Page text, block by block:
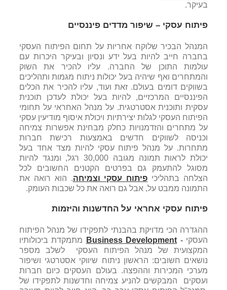
בעיקר.
פיתוח עסקי – שיפור מדדים פיננסיים
המנהל הבכיר שלוקח אחריות על תחום הפיתוח העסקי
בחברה חייב להיות בעל ידע ונסיון ובעיקר היכרות עם
עולמות התוכן של החברה. עליו להכיר את השוק
והמתחרים ואף שיהיה בעל יכולות ניתוח מגמות ותהליכים
בשווקים דומים בעולם. זאת ועוד, עליו להכיר את הכלים
הפיננסיים המרכזיים, להיות בעל יכולת לעדכן תוכנית
עסקית ותוכנית אסטרטגית. על מנהל האחראי על תחומי
הפיתוח העסקי לגלות יצירתיות ויכולת איסוף מודיעין עסקי
על מתחרים והזדמנויות כחלק מבחינת אפשרות צמיחה
וכניסה לשווקים חדשים באמצעות רכישת חברות
מתחרות. על מנהל פיתוח עסקי להיות מצד אחד בעל
יכולת לראות תמונה מגובה 30,000 רגל, ומנגד להיות
מסוגל להתעמק גם בפרטים הקטנים החשובים לכל
הצלחה בתהליכי פיתוח עסקי וצמיחה. הוא רואה את
התמונה ממבט על, אבל גם רואה את כל שכבות העומק.
פיתוח עסקי אחראי על החדשנות והיזמות
ההגדרה הכי מדויקת בהבנתי לתפקידו של מנהל הפיתוח
העסקי-
Business Development
מתמקדת ביכולותיו
המקצועית של מנהל הפיתוח העסקי לשלב מספר
נושאים חשובים: הראשון ניתוח שיווקי אסטרטגי ושיפור
מערכי המכירות וההפצה. בעולם העסקים כיום חברות
ועסקים המבקשים להניע צמיחה וחדשנות לתפקידו של